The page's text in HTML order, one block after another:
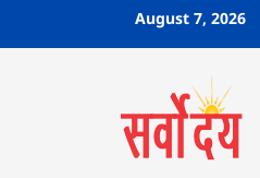
August 7, 2026